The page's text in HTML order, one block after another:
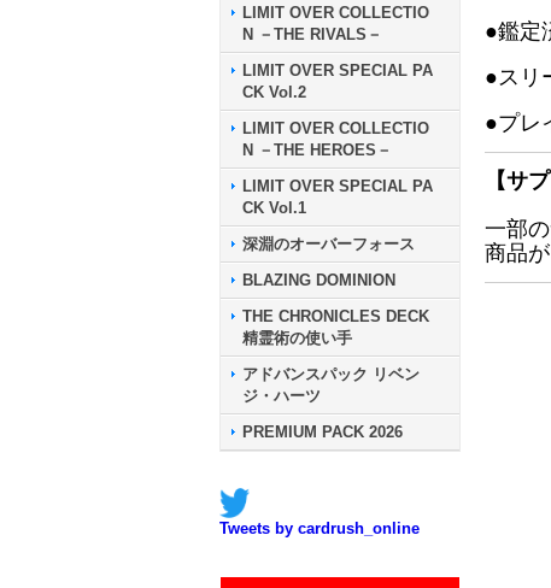
LIMIT OVER COLLECTIO
N －THE RIVALS－
LIMIT OVER SPECIAL PA
CK Vol.2
LIMIT OVER COLLECTIO
N －THE HEROES－
LIMIT OVER SPECIAL PA
CK Vol.1
深淵のオーバーフォース
BLAZING DOMINION
THE CHRONICLES DECK
精霊術の使い手
アドバンスパック リベン
ジ・ハーツ
PREMIUM PACK 2026
Tweets by cardrush_online
●鑑定
●スリ
●プレ
【サ
一部
商品が